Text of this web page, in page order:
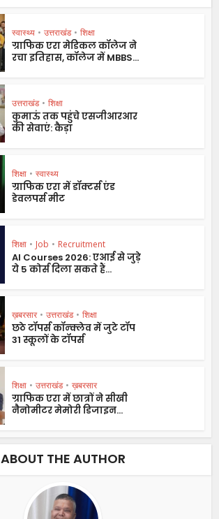
स्वास्थ्य • उत्तराखंड • शिक्षा
ग्राफिक एरा मेडिकल कॉलेज ने
रचा इतिहास, कॉलेज में MBBS...
उत्तराखंड • शिक्षा
कुमाऊं तक पहुंचे एसजीआरआर
की सेवाएं: कैड़ा
शिक्षा • स्वास्थ्य
ग्राफिक एरा में डॉक्टर्स एंड
डेवलपर्स मीट
शिक्षा • Job • Recruitment
AI Courses 2026: एआई से जुड़े
ये 5 कोर्स दिला सकते हैं...
ख़बरसार • उत्तराखंड • शिक्षा
छठे टॉपर्स कॉन्क्लेव में जुटे टॉप
31 स्कूलों के टॉपर्स
शिक्षा • उत्तराखंड • ख़बरसार
ग्राफिक एरा में छात्रों ने सीखी
नैनोमीटर मेमोरी डिजाइन...
ABOUT THE AUTHOR